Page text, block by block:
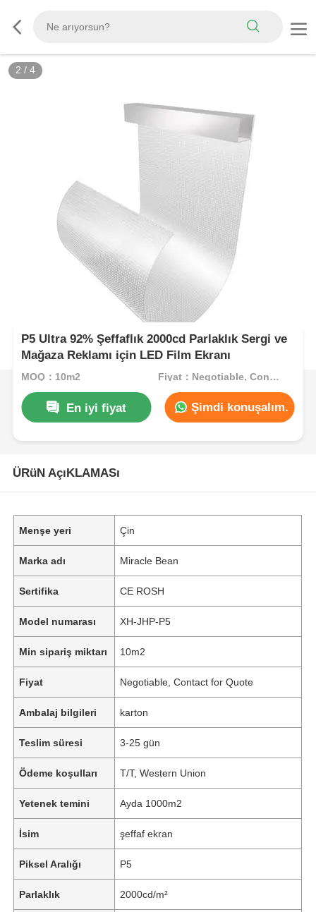
2 / 4
P5 Ultra 92% Şeffaflık 2000cd Parlaklık Sergi ve
Mağaza Reklamı için LED Film Ekranı
MOQ：10m2 Fiyat：Negotiable, Contact for Quote
En iyi fiyat Şimdi konuşalım.
ÜRüN AçıKLAMASı
Menşe yeri Çin
Marka adı Miracle Bean
Sertifika CE ROSH
Model numarası XH-JHP-P5
Min sipariş miktarı 10m2
Fiyat Negotiable, Contact for Quote
Ambalaj bilgileri karton
Teslim süresi 3-25 gün
Ödeme koşulları T/T, Western Union
Yetenek temini Ayda 1000m2
İsim şeffaf ekran
Piksel Aralığı P5
Parlaklık 2000cd/m²